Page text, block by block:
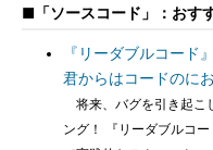
■「ソースコード」：おす
『リーダブルコー
君からはコードのに
将来、バグを引き起こ
ング！ 『リーダブルコ